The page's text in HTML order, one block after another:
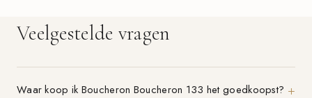
Veelgestelde vragen
Waar koop ik Boucheron Boucheron 133 het goedkoopst?